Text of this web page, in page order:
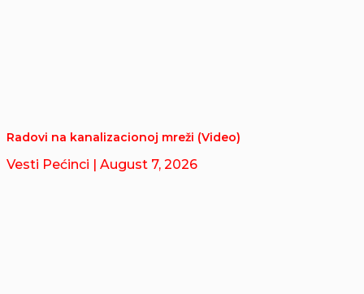
Radovi na kanalizacionoj mreži (Video)
Vesti Pećinci | August 7, 2026